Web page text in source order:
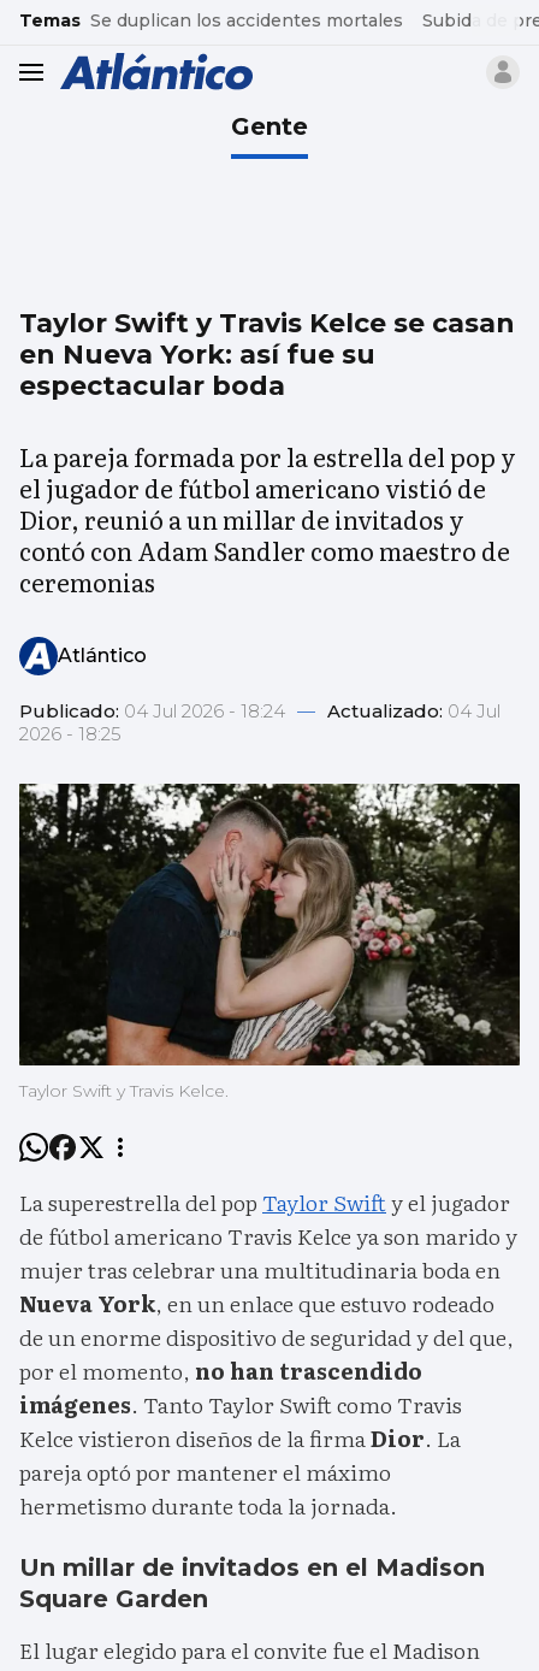
common.go-to-content
Temas Se duplican los accidentes mortales Subida de
header.menu.open
Gente
Taylor Swift y Travis Kelce se casan
en Nueva York: así fue su
espectacular boda
La pareja formada por la estrella del pop y
el jugador de fútbol americano vistió de
Dior, reunió a un millar de invitados y
contó con Adam Sandler como maestro de
ceremonias
Atlántico
Publicado: 04 Jul 2026 - 18:24 — Actualizado: 04 Jul
2026 - 18:25
Taylor Swift y Travis Kelce.
La superestrella del pop Taylor Swifty el jugador
de fútbol americano Travis Kelce ya son marido y
mujer tras celebrar una multitudinaria boda en
Nueva York, en un enlace que estuvo rodeado
de un enorme dispositivo de seguridad y del que,
por el momento, no han trascendido
imágenes. Tanto Taylor Swift como Travis
Kelce vistieron diseños de la firmaDior. La
pareja optó por mantener el máximo
hermetismo durante toda la jornada.
Un millar de invitados en el Madison
Square Garden
El lugar elegido para el convite fue el Madison